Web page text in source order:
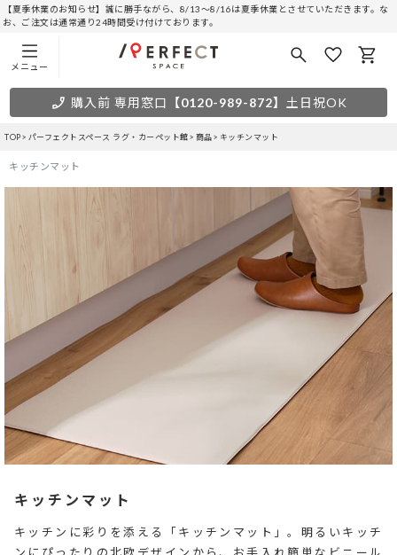
【夏季休業のお知らせ】誠に勝手ながら、8/13～8/16は夏季休業とさせていただきます。な
お、ご注文は通常通り24時間受け付けております。
メニュー
購入前 専用窓口 【0120-989-872】 土日祝OK
TOP パーフェクトスペース ラグ・カーペット館 商品 キッチンマット
キッチンマット
キッチンマット
キッチンに彩りを添える「キッチンマット」。明るいキッチ